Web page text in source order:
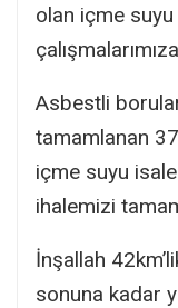
olan içme
Asbestli
tamamlanan
içme suyu
ihalemizi
İnşallah
sonuna kadar